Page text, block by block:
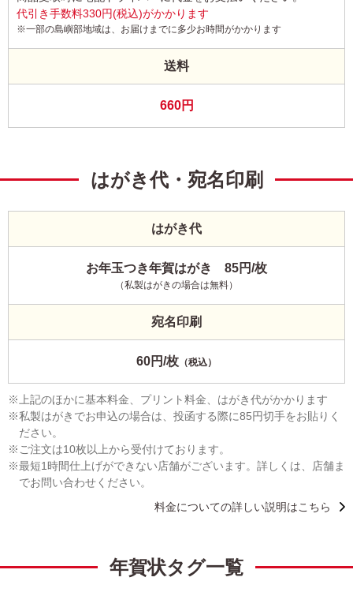
代引き手数料330円(税込)がかかります
※一部の島嶼部地域は、お届けまでに多少お時間がかかります
送料
660円
はがき代・宛名印刷
はがき代
お年玉つき年賀はがき 85円/枚
（私製はがきの場合は無料）
宛名印刷
60円/枚 （税込）
上記のほかに基本料金、プリント料金、はがき代がかかります
私製はがきでお申込の場合は、投函する際に85円切手をお貼りく
ださい。
ご注文は10枚以上から受付けております。
最短1時間仕上げができない店舗がございます。詳しくは、店舗ま
でお問い合わせください。
料金についての詳しい説明はこちら
年賀状タグ一覧